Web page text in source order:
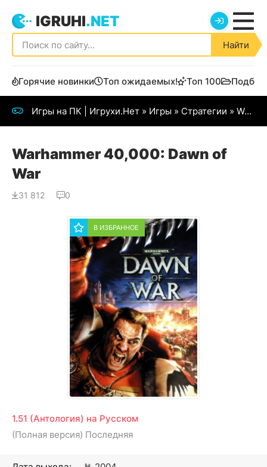
IGRUHI.NET
Найти
Горячие новинки Топ ожидаемых! Топ 100
Игры на ПК | Игрухи.Нет » Игры » Стратегии » Warhammer 40,000: Dawn of War
Warhammer 40,000: Dawn of
War
31 812 0
В ИЗБРАННОЕ
1.51 (Антология) на Русском
(Полная версия) Последняя